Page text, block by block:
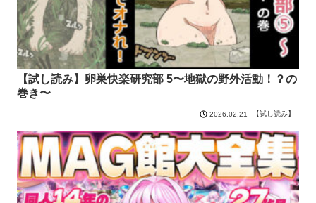
【試し読み】卵巣快楽研究部 5〜地獄の野外活動！？の
巻き〜
2026.02.21 【試し読み】